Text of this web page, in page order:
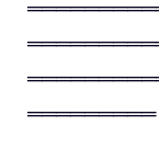
═════════